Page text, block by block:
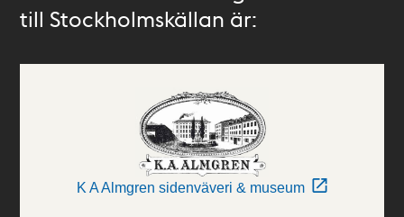
till Stockholmskällan är:
K A Almgren sidenväveri & museum